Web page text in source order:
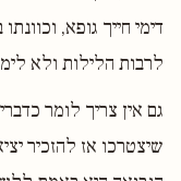
דימי חייך גופא,
לרבות הלילות ולא
גם אין צריך לומר
שיצטרכו אז להזכיר